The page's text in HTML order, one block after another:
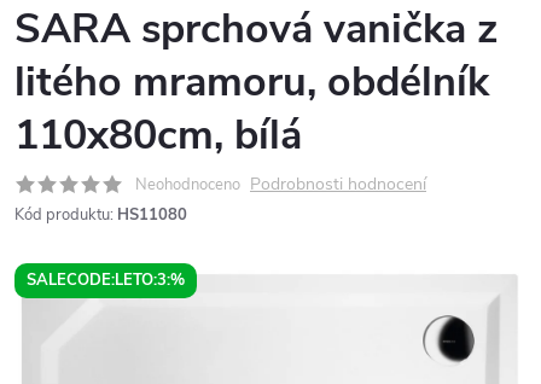
SARA sprchová vanička z
litého mramoru, obdélník
110x80cm, bílá
Neohodnoceno Podrobnosti hodnocení
Kód produktu: HS11080
SALECODE:LETO:3:%